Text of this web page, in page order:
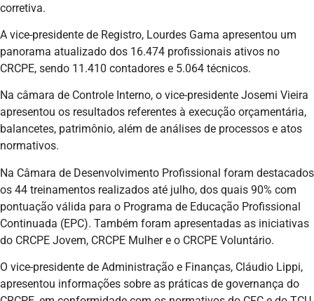
corretiva.
A vice-presidente de Registro, Lourdes Gama apresentou um
panorama atualizado dos 16.474 profissionais ativos no
CRCPE, sendo 11.410 contadores e 5.064 técnicos.
Na câmara de Controle Interno, o vice-presidente Josemi Vieira
apresentou os resultados referentes à execução orçamentária,
balancetes, patrimônio, além de análises de processos e atos
normativos.
Na Câmara de Desenvolvimento Profissional foram destacados
os 44 treinamentos realizados até julho, dos quais 90% com
pontuação válida para o Programa de Educação Profissional
Continuada (EPC). Também foram apresentadas as iniciativas
do CRCPE Jovem, CRCPE Mulher e o CRCPE Voluntário.
O vice-presidente de Administração e Finanças, Cláudio Lippi,
apresentou informações sobre as práticas de governança do